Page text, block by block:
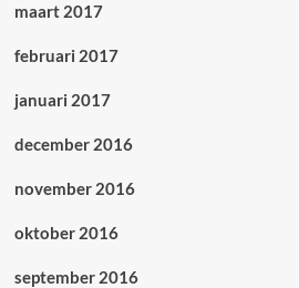
maart 2017
februari 2017
januari 2017
december 2016
november 2016
oktober 2016
september 2016